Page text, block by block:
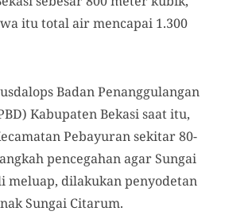
itu total air mencapai 1.300
Badan Penanggulangan
Kabupaten Bekasi saat itu,
Pebayuran sekitar 80-
pencegahan agar Sungai
meluap, dilakukan penyodetan
Sungai Citarum.